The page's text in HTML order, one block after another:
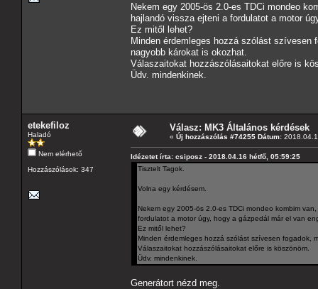
Nekem egy 2005-ös 2.0-es TDCi mondeo
hajlandó vissza ejteni a fordulatot a motor
Ez mitől lehet?
Minden érdemleges hozzá szólást
nagyobb károkat is okozhat.
Válaszaitokat hozzászólásaitokat előre is
Üdv. mindenkinek.
etekefiloz
Haladó
Nem elérhető
Hozzászólások: 347
Válasz: MK3 Általános kérdések
« Új hozzászólás #74255 Dátum:
Idézetet írta: csiposz - 2018.04.16 hétfő, 05:59:25
Tisztelt Tagok.
Volna egy kérdésem.
Nekem egy 2005-ös 2.0-es TDCi mondeo kombim
fordulatot a motor úgy, hogy a gázpedál már el van
Ez mitől lehet?
Minden érdemleges hozzá szólást szívesen fogadok,
Válaszaitokat hozzászólásaitokat előre is köszönöm.
Üdv. mindenkinek.
Generátort nézd meg.